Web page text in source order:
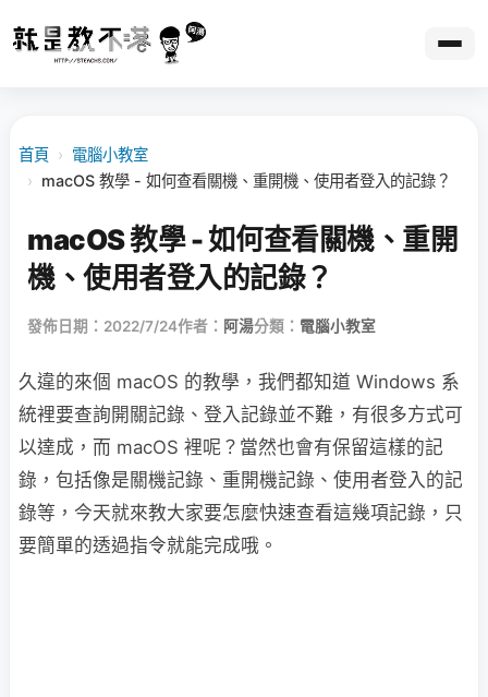
首頁 › 電腦小教室
› macOS 教學 - 如何查看關機、重開機、使用者登入的記錄？
macOS 教學 - 如何查看關機、重開
機、使用者登入的記錄？
發佈日期：2022/7/24作者： 阿湯分類： 電腦小教室
久違的來個 macOS 的教學，我們都知道 Windows 系
統裡要查詢開關記錄、登入記錄並不難，有很多方式可
以達成，而 macOS 裡呢？當然也會有保留這樣的記
錄，包括像是關機記錄、重開機記錄、使用者登入的記
錄等，今天就來教大家要怎麼快速查看這幾項記錄，只
要簡單的透過指令就能完成哦。